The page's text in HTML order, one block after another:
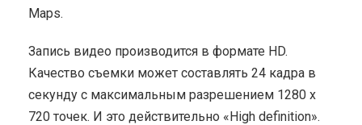
Maps.
Запись видео производится в формате HD.
Качество съемки может составлять 24 кадра в
секунду с максимальным разрешением 1280 х
720 точек. И это действительно «High definition».